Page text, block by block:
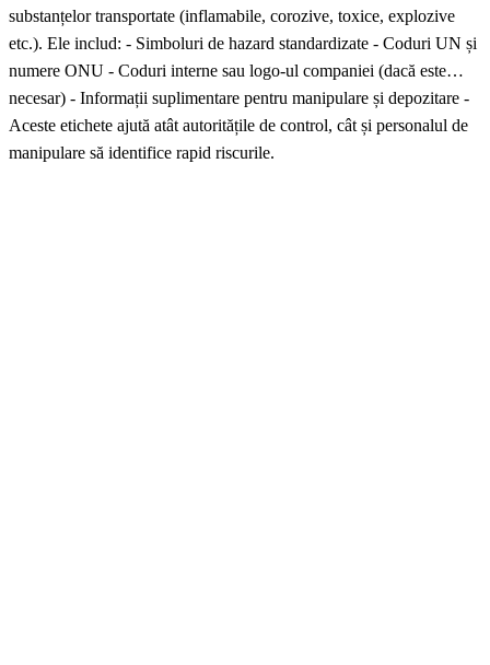
substanțelor transportate (inflamabile, corozive, toxice, explozive
etc.). Ele includ: - Simboluri de hazard standardizate - Coduri UN și
numere ONU - Coduri interne sau logo-ul companiei (dacă este
necesar) - Informații suplimentare pentru manipulare și depozitare -
Aceste etichete ajută atât autoritățile de control, cât și personalul de
manipulare să identifice rapid riscurile.